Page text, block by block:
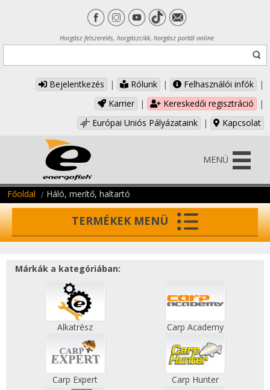
Horgász felszerelés, horgászcikk, horgász portál online
Bejelentkezés | Rólunk | Felhasználói infók
|
Karrier
| Kereskedői regisztráció
|
Európai Uniós Pályázataink
| Kapcsolat
MENÜ
Főoldal Háló, merítő, haltartó
TERMÉKEK MENÜ
Márkák a kategóriában:
Alkatrész Carp Academy
Carp Expert Carp Hunter